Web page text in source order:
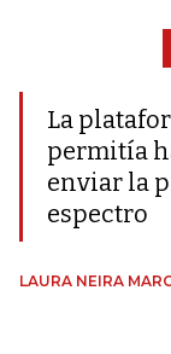
La
permitía
enviar la
espectro
LAURA NEIRA